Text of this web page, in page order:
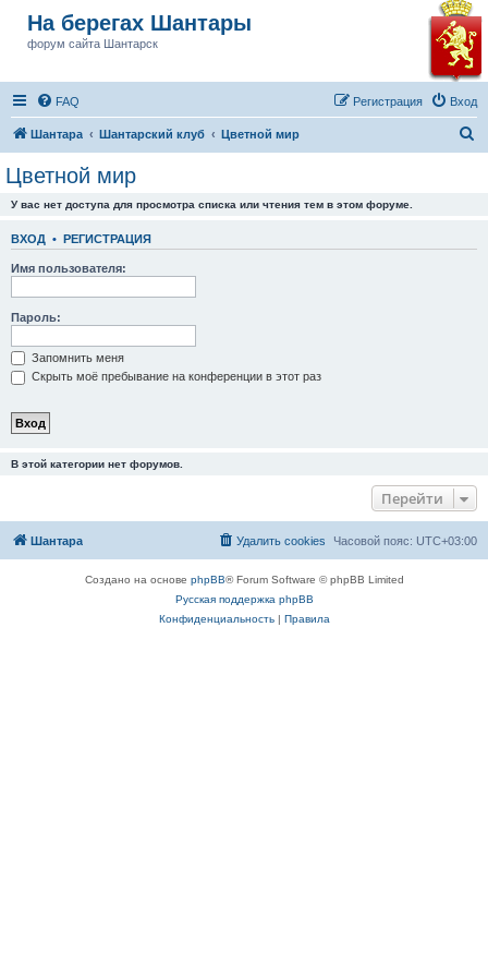
На берегах Шантары
форум сайта Шантарск
FAQ Вход
Регистрация
Шантара Шантарский клуб Цветной мир
Цветной мир
У вас нет доступа для просмотра списка или чтения тем в этом форуме.
ВХОД • РЕГИСТРАЦИЯ
Имя пользователя:
Пароль:
Запомнить меня
Скрыть моё пребывание на конференции в этот раз
В этой категории нет форумов.
Перейти
Шантара Часовой пояс: UTC+03:00
Удалить cookies
Создано на основе phpBB® Forum Software © phpBB Limited
Русская поддержка phpBB
Конфиденциальность| Правила